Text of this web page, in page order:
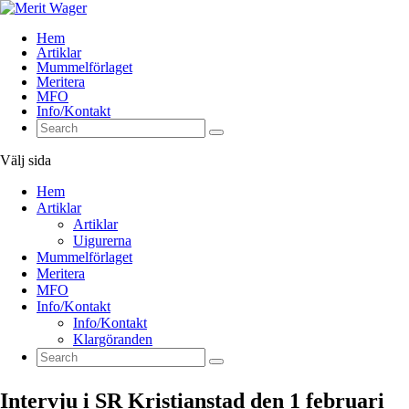
Hem
Artiklar
Mummelförlaget
Meritera
MFO
Info/Kontakt
Välj sida
Hem
Artiklar
Artiklar
Uigurerna
Mummelförlaget
Meritera
MFO
Info/Kontakt
Info/Kontakt
Klargöranden
Intervju i SR Kristianstad den 1 februari